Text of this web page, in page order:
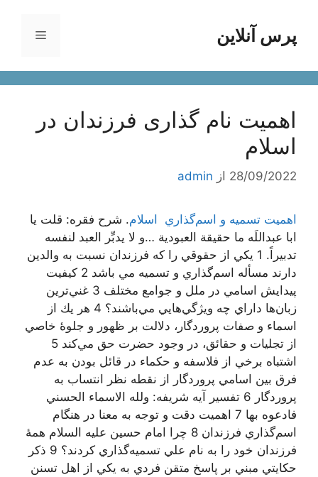
محتواپرس آنلاین فهرست
اهمیت نام ‌گذارى فرزندان در
اسلام
28/09/2022 از admin
اهميت تسميه و اسم‌گذاري اسلام. شرح فقره: قلت يا
ابا عبداللَه ما حقيقة العبودية …و لا يدبِّر العبد لنفسه
تدبيراً. 1 يكي از حقوقي را كه فرزندان نسبت به والدين
دارند مسأله اسم‌گذاري و تسميه مي باشد 2 كيفيت
پيدايش اسامي در ملل و جوامع مختلف 3 غني‌ترين
زبان‌ها داراي چه ويژگي‌هايي مي‌باشند؟ 4 هر يك از
اسماء و صفات پروردگار، دلالت بر ظهور و جلوۀ خاصي
از تجليات و حقائق، در وجود حضرت حق مي‌كند 5
اشتباه برخي از فلاسفه و حكماء در قائل بودن به عدم
فرق بين اسامي پروردگار از نقطه نظر انتساب به
پروردگار 6 تفسير آيه شريفه: ولله الاسماء الحسني
فادعوه بها 7 اهميت دقت و توجه به معنا در هنگام
اسم‌گذاري فرزندان 8 چرا امام حسين عليه السلام همۀ
فرزندان خود را به نام علي تسميه‌گذاري كردند؟ 9 ذكر
حكايتي مبني بر پاسخ متقن فردي به يكي از اهل تسنن